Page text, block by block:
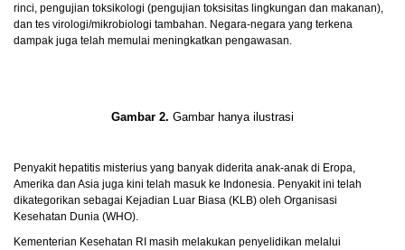
rinci, pengujian toksikologi (pengujian toksisitas lingkungan dan makanan),
dan tes virologi/mikrobiologi tambahan. Negara-negara yang terkena
dampak juga telah memulai meningkatkan pengawasan.
Gambar 2. Gambar hanya ilustrasi
Penyakit hepatitis misterius yang banyak diderita anak-anak di Eropa,
Amerika dan Asia juga kini telah masuk ke Indonesia. Penyakit ini telah
dikategorikan sebagai Kejadian Luar Biasa (KLB) oleh Organisasi
Kesehatan Dunia (WHO).
Kementerian Kesehatan RI masih melakukan penyelidikan melalui